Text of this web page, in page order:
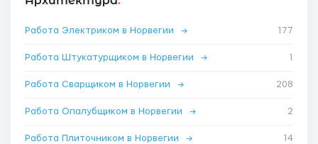
Работа Электриком в Норвегии → 177
Работа Штукатурщиком в Норвегии → 1
Работа Сварщиком в Норвегии → 208
Работа Опалубщиком в Норвегии → 2
Работа Плиточником в Норвегии → 14